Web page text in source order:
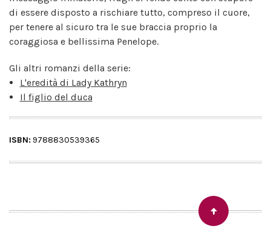
di essere disposto a rischiare tutto, compreso il cuore,
per tenere al sicuro tra le sue braccia proprio la
coraggiosa e bellissima Penelope.
Gli altri romanzi della serie:
L'eredità di Lady Kathryn
Il figlio del duca
ISBN: 9788830539365